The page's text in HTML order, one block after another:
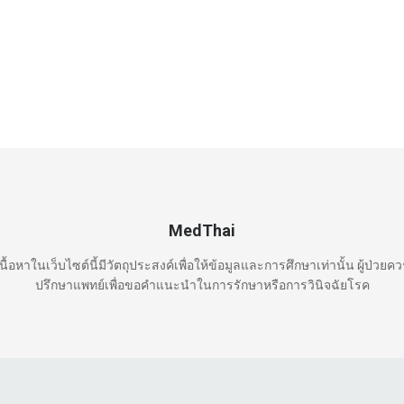
MedThai
อหาในเว็บไซต์นี้มีวัตถุประสงค์เพื่อให้ข้อมูลและการศึกษาเท่านั้น ผู้ป่วยค
ปรึกษาแพทย์เพื่อขอคำแนะนำในการรักษาหรือการวินิจฉัยโรค